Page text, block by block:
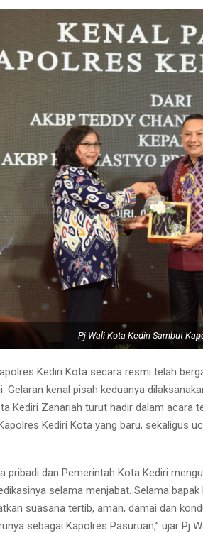
Pj Wali Kota Kediri Sambut
Kediri Kota secara resmi telah
Gelaran kenal pisah keduanya
Kediri Zanariah turut hadir dalam acara
Kediri Kota yang baru, sekaligus
pribadi dan Pemerintah Kota Kediri
selama menjabat. Selama
suasana tertib, aman, damai dan
sebagai Kapolres Pasuruan,” ujar Pj